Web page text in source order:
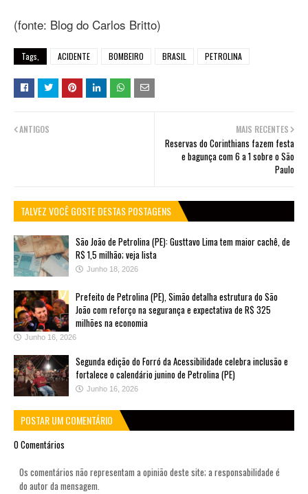
(fonte: Blog do Carlos Britto)
Tags, ACIDENTE BOMBEIRO BRASIL PETROLINA
MAIS RECENTES
Reservas do Corinthians fazem festa
e bagunça com 6 a 1 sobre o São
Paulo
ANTIGOS
TALVEZ VOCÊ GOSTE DESTAS POSTAGENS
São João de Petrolina (PE): Gusttavo Lima tem maior cachê, de
R$ 1,5 milhão; veja lista
Junho 18, 2026
Prefeito de Petrolina (PE), Simão detalha estrutura do São
João com reforço na segurança e expectativa de R$ 325
milhões na economia
Junho 16, 2026
Segunda edição do Forró da Acessibilidade celebra inclusão e
fortalece o calendário junino de Petrolina (PE)
Junho 16, 2026
POSTAR UM COMENTÁRIO
0 Comentários
Os comentários não representam a opinião deste site; a responsabilidade é
do autor da mensagem.